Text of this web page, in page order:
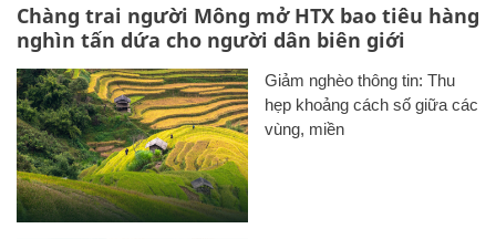
Chàng trai người Mông mở HTX bao tiêu hàng
nghìn tấn dứa cho người dân biên giới
Giảm nghèo thông tin: Thu
hẹp khoảng cách số giữa các
vùng, miền